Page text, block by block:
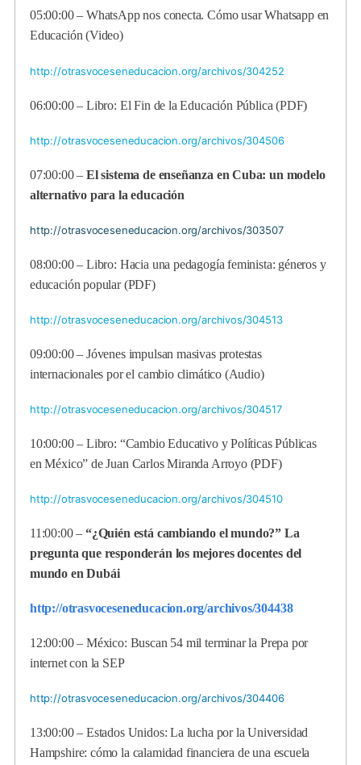
05:00:00 –WhatsApp nos conecta. Cómo usar Whatsapp en
Educación (Video)
http://otrasvoceseneducacion.org/archivos/304252
06:00:00 – Libro: El Fin de la Educación Pública (PDF)
http://otrasvoceseneducacion.org/archivos/304506
07:00:00 –El sistema de enseñanza en Cuba: un modelo
alternativo para la educación
http://otrasvoceseneducacion.org/archivos/303507
08:00:00 – Libro: Hacia una pedagogía feminista: géneros y
educación popular (PDF)
http://otrasvoceseneducacion.org/archivos/304513
09:00:00 – Jóvenes impulsan masivas protestas
internacionales por el cambio climático (Audio)
http://otrasvoceseneducacion.org/archivos/304517
10:00:00 – Libro: “Cambio Educativo y Políticas Públicas
en México” de Juan Carlos Miranda Arroyo (PDF)
http://otrasvoceseneducacion.org/archivos/304510
11:00:00 –“¿Quién está cambiando el mundo?” La
pregunta que responderán los mejores docentes del
mundo en Dubái
http://otrasvoceseneducacion.org/archivos/304438
12:00:00 – México: Buscan 54 mil terminar la Prepa por
internet con la SEP
http://otrasvoceseneducacion.org/archivos/304406
13:00:00 – Estados Unidos: La lucha por la Universidad
Hampshire: cómo la calamidad financiera de una escuela